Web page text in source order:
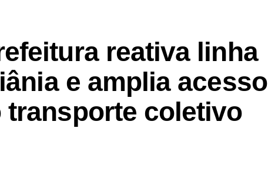
reativa linha
e amplia acesso
transporte coletivo